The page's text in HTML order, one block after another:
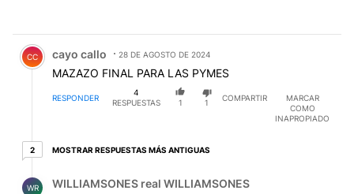
Comentario de cayo callo.
CC cayo callo 28 DE AGOSTO DE 2024
MAZAZO FINAL PARA LAS PYMES
RESPONDER
4
RESPUESTAS
1 1
COMPARTIR
MARCAR
COMO
INAPROPIADO
22 respuestas más antiguas
MOSTRAR RESPUESTAS MÁS ANTIGUAS
WR WILLIAMSONES real WILLIAMSONES